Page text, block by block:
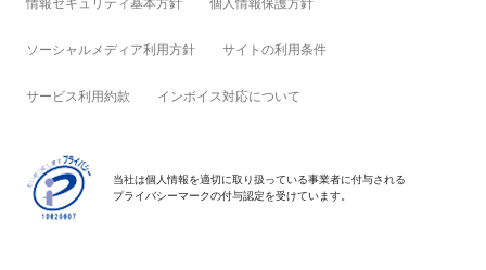
情報セキュリティ基本方針 個人情報保護方針
ソーシャルメディア利用方針 サイトの利用条件
サービス利用約款 インボイス対応について
当社は個人情報を適切に取り扱っている事業者に付与される
プライバシーマークの付与認定を受けています。